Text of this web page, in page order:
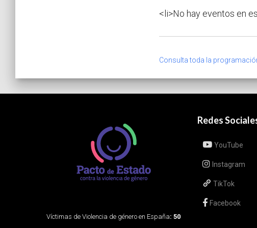
<li>No hay eventos en
Consulta toda la
Víctimas de Violencia de género en España: 50
Redes
YouTube
Instagram
TikTok
Facebook